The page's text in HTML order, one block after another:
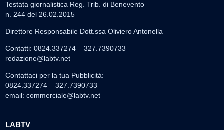
Testata giornalistica Reg. Trib. di Benevento
n. 244 del 26.02.2015
Direttore Responsabile Dott.ssa Oliviero Antonella
Contatti: 0824.337274 – 327.7390733
redazione@labtv.net
Contattaci per la tua Pubblicità:
0824.337274 – 327.7390733
email: commerciale@labtv.net
LABTV